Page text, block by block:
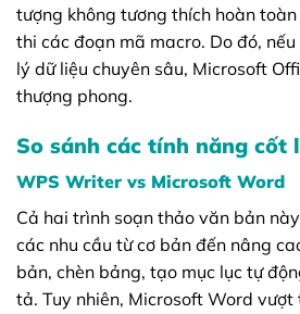
tượng không tương thích hoàn
thi các đoạn mã macro. Do đó,
lý dữ liệu chuyên sâu, Microsoft
thượng phong.
So sánh các tính năng cốt
WPS Writer vs Microsoft Word
Cả hai trình soạn thảo văn bản
các nhu cầu từ cơ bản đến nâng
bản, chèn bảng, tạo mục lục tự
tả. Tuy nhiên, Microsoft Word vượt